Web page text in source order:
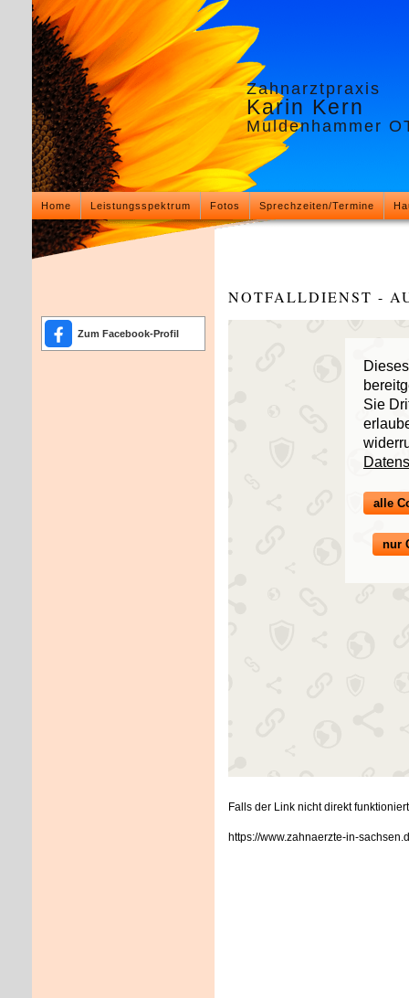
Zahnarztpraxis
Karin Kern
Muldenhammer
Home Leistungsspektrum Fotos Sprechzeiten/Termine
Zum Facebook-Profil
NOTFALLDIENST -
Sie
alle
nur
Falls der Link nicht direkt
https://www.zahnaerzte-in-